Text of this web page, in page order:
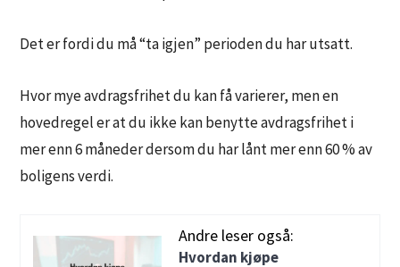
Det er fordi du må “ta igjen” perioden du har utsatt.
Hvor mye avdragsfrihet du kan få varierer, men en
hovedregel er at du ikke kan benytte avdragsfrihet i
mer enn 6 måneder dersom du har lånt mer enn 60 % av
boligens verdi.
Andre leser også:
Hvordan kjøpe